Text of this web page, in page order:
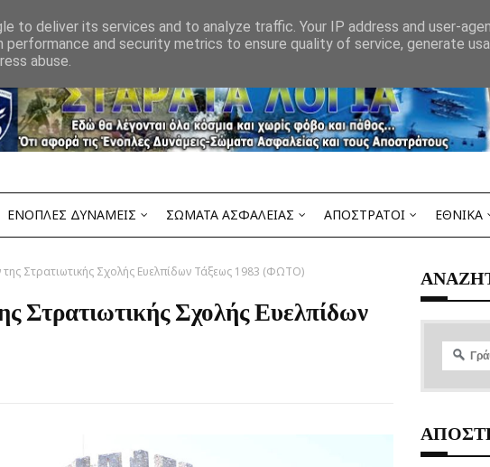
ΕΝΟΠΛΕΣ ΔΥΝΑΜΕΙΣ ΣΩΜΑΤΑ ΑΣΦΑΛΕΙΑΣ ΑΠΟΣΤΡΑΤΟΙ ΕΘΝΙΚΑ
Στρατιωτικής Σχολής Ευελπίδων Τάξεως 1983 (ΦΩΤΟ)
Στρατιωτικής Σχολής Ευελπίδων
to deliver its services and to analyze traffic. Your IP address and user-
performance and security metrics to ensure quality of service, generate
abuse.